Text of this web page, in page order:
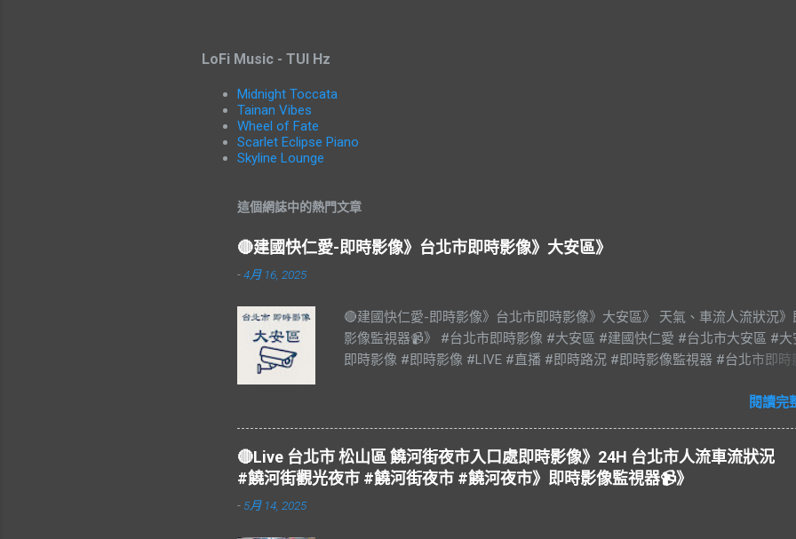
LoFi Music - TUI Hz
Midnight Toccata
Tainan Vibes
Wheel of Fate
Scarlet Eclipse Piano
Skyline Lounge
這個網誌中的熱門文章
🔴建國快仁愛-即時影像》台北市即時影像》大安區》
-4月 16, 2025
🔴建國快仁愛-即時影像》台北市即時影像》大安區》 天氣、車流人流狀況》
影像監視器📹》 #台北市即時影像 #大安區 #建國快仁愛 #台北市大安區 #大
即時影像 #即時影像 #LIVE #直播 #即時路況 #即時影像監視器 #台北市即時
閱讀完
🔴Live 台北市 松山區 饒河街夜市入口處即時影像》24H 台北市人流車流狀況
#饒河街觀光夜市 #饒河街夜市 #饒河夜市》即時影像監視器📹》
- 5月 14, 2025